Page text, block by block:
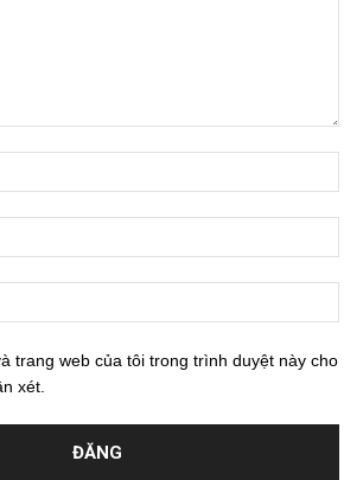
trang web của tôi trong trình duyệt này cho
xét.